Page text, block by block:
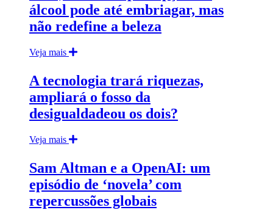
álcool pode até embriagar, mas
não redefine a beleza
Veja mais
A tecnologia trará riquezas,
ampliará o fosso da
desigualdadeou os dois?
Veja mais
Sam Altman e a OpenAI: um
episódio de ‘novela’ com
repercussões globais